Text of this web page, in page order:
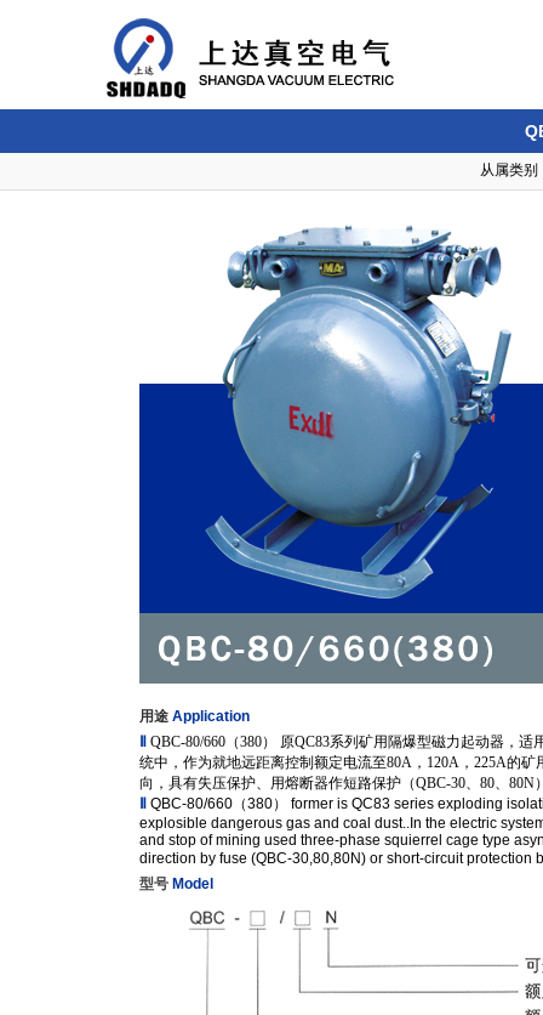
从属类
用途 Application
QBC-80/660（380） 原QC83系列矿用隔爆型磁力起动器，
统中，作为就地远距离控制额定电流至80A，120A，225A的
向，具有失压保护、用熔断器作短路保护（QBC-30、80、
QBC-80/660（380） former is QC83 series exploding
explosible dangerous gas and coal dust..In the electric
and stop of mining used three-phase squierrel cage type
direction by fuse (QBC-30,80,80N) or short-circuit
型号 Model